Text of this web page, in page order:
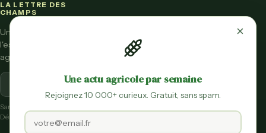
LA LETTRE DES
CHAMPS
Une fois par mois,
l'essentiel de l'actu
agricole vulgarisée.
S'inscrire
Sans spam.
Désinscription en un clic.
×
Une actu agricole par semaine
Rejoignez 10 000+ curieux. Gratuit, sans spam.